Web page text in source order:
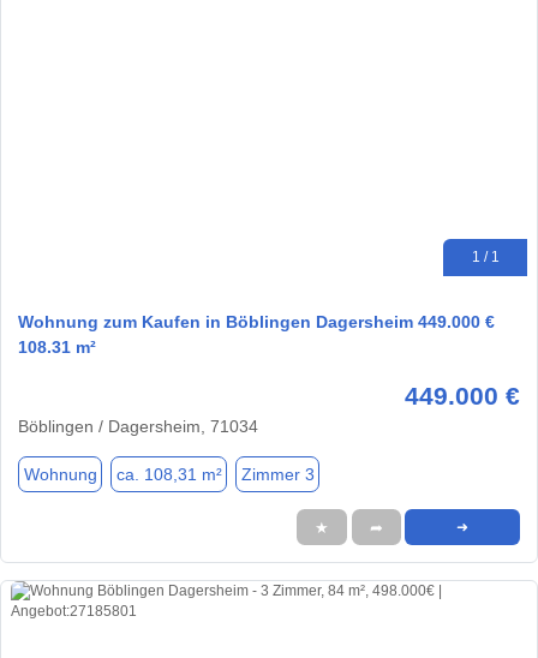
1 / 1
Wohnung zum Kaufen in Böblingen Dagersheim 449.000 €
108.31 m²
449.000 €
Böblingen / Dagersheim, 71034
Wohnung ca. 108,31 m² Zimmer 3
★ ➦ ➜